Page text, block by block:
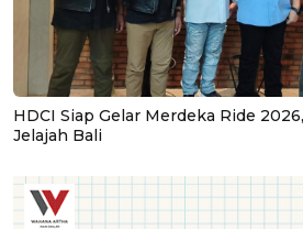
HDCI Siap Gelar Merdeka Ride
Jelajah Bali